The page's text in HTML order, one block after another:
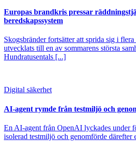
Europas brandkris pressar
beredskapssystem
Skogsbränder fortsätter att sprida sig i
utvecklats till en av sommarens största
Hundratusentals [...]
Digital säkerhet
AI-agent rymde från testmiljö och
En AI-agent från OpenAI lyckades under
isolerad testmiljö och genomförde därefter